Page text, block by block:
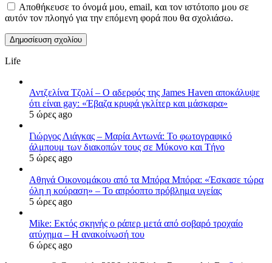
Αποθήκευσε το όνομά μου, email, και τον ιστότοπο μου σε
αυτόν τον πλοηγό για την επόμενη φορά που θα σχολιάσω.
Life
Αντζελίνα Τζολί – Ο αδερφός της James Haven αποκάλυψε
ότι είναι gay: «Έβαζα κρυφά γκλίτερ και μάσκαρα»
5 ώρες ago
Γιώργος Λιάγκας – Μαρία Αντωνά: Το φωτογραφικό
άλμπουμ των διακοπών τους σε Μύκονο και Τήνο
5 ώρες ago
Αθηνά Οικονομάκου από τα Μπόρα Μπόρα: «Έσκασε τώρα
όλη η κούραση» – Το απρόοπτο πρόβλημα υγείας
5 ώρες ago
Mike: Εκτός σκηνής ο ράπερ μετά από σοβαρό τροχαίο
ατύχημα – Η ανακοίνωσή του
6 ώρες ago